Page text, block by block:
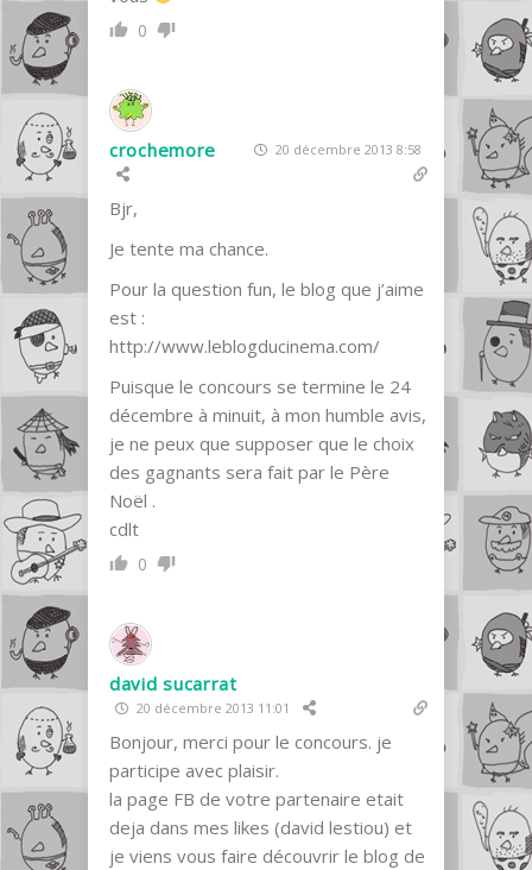
0
crochemore 20 décembre 2013 8:58
Bjr,
Je tente ma chance.
Pour la question fun, le blog que j’aime
est :
http://www.leblogducinema.com/
Puisque le concours se termine le 24
décembre à minuit, à mon humble avis,
je ne peux que supposer que le choix
des gagnants sera fait par le Père
Noël .
cdlt
0
david sucarrat
20 décembre 2013 11:01
Bonjour, merci pour le concours. je
participe avec plaisir.
la page FB de votre partenaire etait
deja dans mes likes (david lestiou) et
je viens vous faire découvrir le blog de